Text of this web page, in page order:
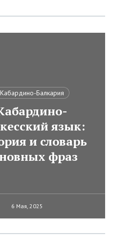
Кабардино-Балкария
язык:
и словарь
фраз
6 Мая, 2025